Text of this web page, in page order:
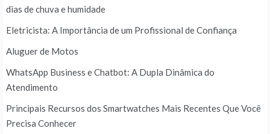
dias de chuva e humidade
Eletricista: A Importância de um Profissional de Confiança
Aluguer de Motos
WhatsApp Business e Chatbot: A Dupla Dinâmica do
Atendimento
Principais Recursos dos Smartwatches Mais Recentes Que Você
Precisa Conhecer